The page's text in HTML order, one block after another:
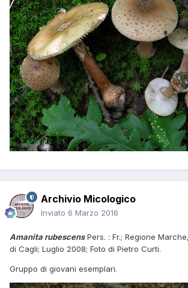
Archivio Micologico
Inviato 6 Marzo 2016
Amanita rubescensPers. : Fr.; Regione
di Cagli; Luglio 2008; Foto di Pietro Curti.
Gruppo di giovani esemplari.